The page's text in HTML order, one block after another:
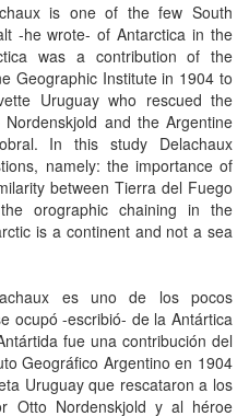
is one of the few South
-he wrote- of Antarctica in the
was a contribution of the
Geographic Institute in 1904 to
Uruguay who rescued the
and the Argentine
In this study Delachaux
namely: the importance of
between Tierra del Fuego
orographic chaining in the
is a continent and not a sea
es uno de los pocos
ocupó -escribió- de la Antártica
fue una contribución del
Geográfico Argentino en 1904
Uruguay que rescataron a los
Otto Nordenskjold y al héroe